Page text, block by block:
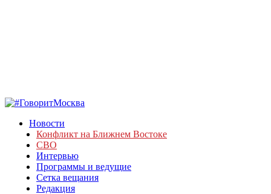
Новости
Конфликт на Ближнем Востоке
СВО
Интервью
Программы и ведущие
Сетка вещания
Редакция